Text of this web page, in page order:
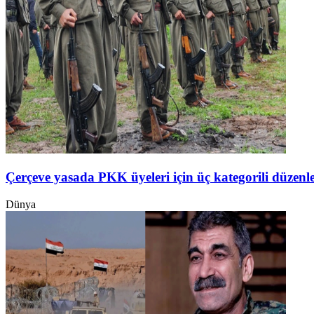
Çerçeve yasada PKK üyeleri için üç kategorili
Dünya